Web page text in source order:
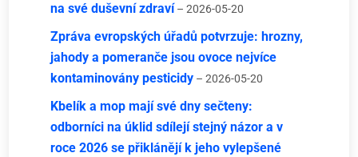
na své duševní zdraví – 2026-05-20
Zpráva evropských úřadů potvrzuje: hrozny,
jahody a pomeranče jsou ovoce nejvíce
kontaminovány pesticidy – 2026-05-20
Kbelík a mop mají své dny sečteny:
odborníci na úklid sdílejí stejný názor a v
roce 2026 se přiklánějí k jeho vylepšené